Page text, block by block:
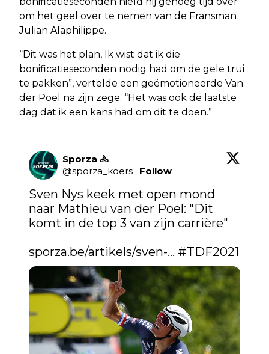
om het geel over te nemen van de Fransman
Julian Alaphilippe.
“Dit was het plan, Ik wist dat ik die
bonificatieseconden nodig had om de gele trui
te pakken”, vertelde een geëmotioneerde Van
der Poel na zijn zege. “Het was ook de laatste
dag dat ik een kans had om dit te doen.”
Sporza 🚴
@sporza_koers · Follow
Sven Nys keek met open mond
naar Mathieu van der Poel: "Dit
komt in de top 3 van zijn carrière"
sporza.be/artikels/sven-… #TDF2021